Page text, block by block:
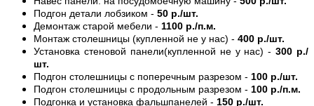
Подгон детали лобзиком - 50 р./шт.
Демонтаж старой мебели - 1100 р./п.м.
Монтаж столешницы (купленной не у нас) - 400 р./шт.
Установка стеновой панели(купленной не у нас) -300 р./
шт.
Подгон столешницы с поперечным разрезом - 100 р./шт.
Подгон столешницы с продольным разрезом - 100 р./п.м.
Подгонка и установка фальшпанелей - 150 р./шт.